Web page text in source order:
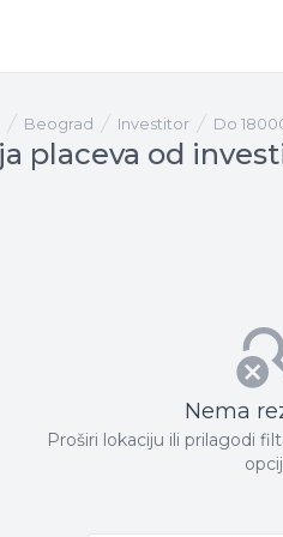
Beograd investitor Do
placeva od
Nema
Proširi lokaciju ili prilagodi